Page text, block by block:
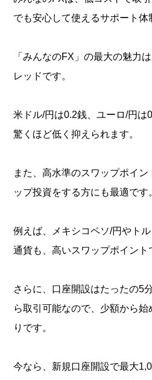
でも安心して使えるサポート体
「みんなのFX」の最大の魅力
レッドです。
米ドル/円は0.2銭、ユーロ/円は
驚くほど低く抑えられます。
また、高水準のスワップポイ
ップ投資をする方にも最適です
例えば、メキシコペソ/円やト
通貨も、高いスワップポイント
さらに、口座開設はたったの5
ら取引可能なので、少額から
りです。
今なら、新規口座開設で最大